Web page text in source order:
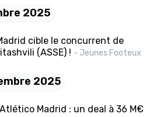
2025
cible le concurrent de
(ASSE) ! - Jeunes Footeux
2025
Madrid : un deal à 36 M€